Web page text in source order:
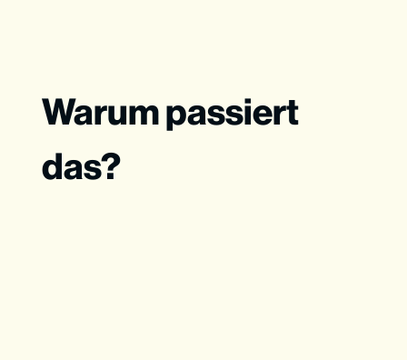
Warum passiert
das?